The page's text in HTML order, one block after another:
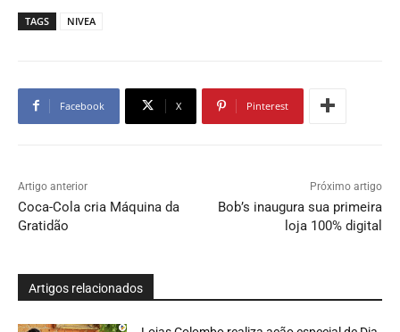
TAGS NIVEA
Facebook X Pinterest
Artigo anterior
Coca-Cola cria Máquina da
Gratidão
Próximo artigo
Bob’s inaugura sua primeira
loja 100% digital
Artigos relacionados